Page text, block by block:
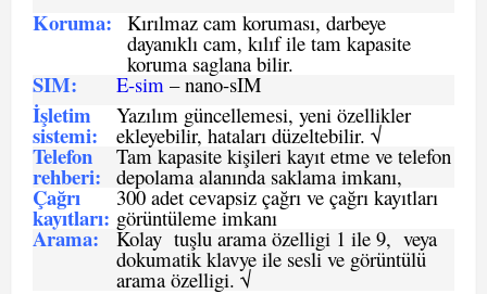
Koruma: Kırılmaz cam koruması, darbeye
dayanıklı cam, kılıf ile tam kapasite
koruma saglana bilir.
SIM: E-sim – nano-sIM
İşletim
sistemi:
Yazılım güncellemesi, yeni özellikler
ekleyebilir, hataları düzeltebilir. √
Telefon
rehberi:
Tam kapasite kişileri kayıt etme ve telefon
depolama alanında saklama imkanı,
Çağrı
kayıtları:
300 adet cevapsiz çağrı ve çağrı kayıtları
görüntüleme imkanı
Arama: Kolay tuşlu arama özelligi 1 ile 9, veya
dokumatik klavye ile sesli ve görüntülü
arama özelligi. √